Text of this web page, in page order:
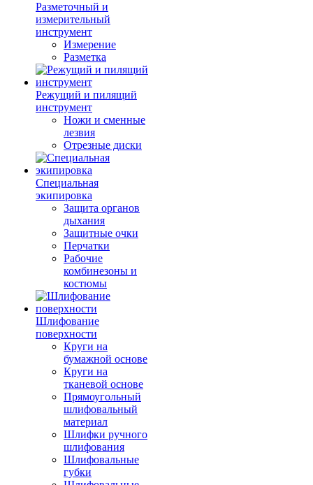
Разметочный и
измерительный
инструмент
Измерение
Разметка
Режущий и пилящий
инструмент
Ножи и сменные
лезвия
Отрезные диски
Специальная
экипировка
Защита органов
дыхания
Защитные очки
Перчатки
Рабочие
комбинезоны и
костюмы
Шлифование
поверхности
Круги на
бумажной основе
Круги на
тканевой основе
Прямоугольный
шлифовальный
материал
Шлифки ручного
шлифования
Шлифовальные
губки